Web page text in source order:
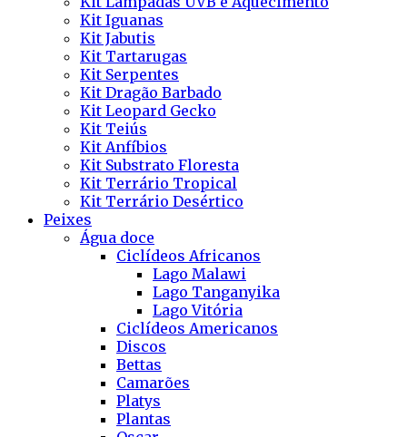
Kit Iguanas
Kit Jabutis
Kit Tartarugas
Kit Serpentes
Kit Dragão Barbado
Kit Leopard Gecko
Kit Teiús
Kit Anfíbios
Kit Substrato Floresta
Kit Terrário Tropical
Kit Terrário Desértico
Peixes
Água doce
Ciclídeos Africanos
Lago Malawi
Lago Tanganyika
Lago Vitória
Ciclídeos Americanos
Discos
Bettas
Camarões
Platys
Plantas